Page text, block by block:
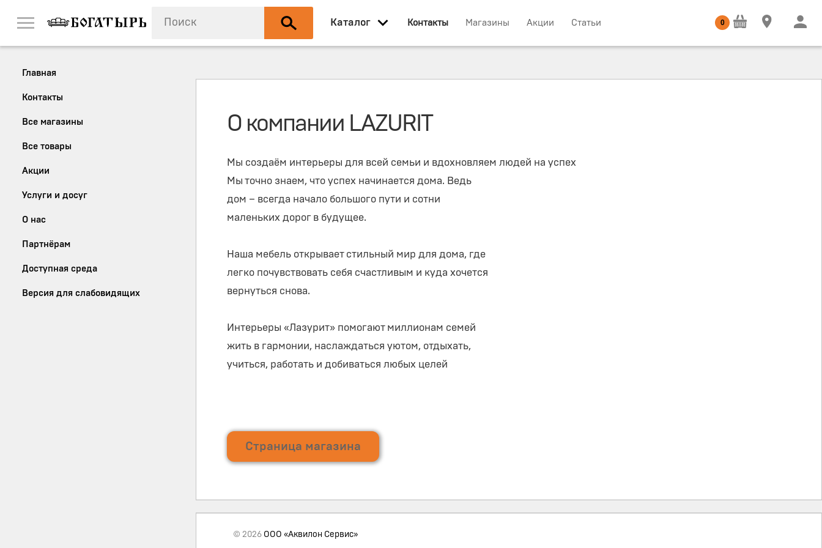
Каталог Контакты Магазины Акции Статьи 0
О компании LAZURIT
Мы создаём интерьеры для всей семьи и вдохновляем людей на успех
Мы точно знаем, что успех начинается дома. Ведь
дом – всегда начало большого пути и сотни
маленьких дорог в будущее.
Наша мебель открывает стильный мир для дома, где
легко почувствовать себя счастливым и куда хочется
вернуться снова.
Интерьеры «Лазурит» помогают миллионам семей
жить в гармонии, наслаждаться уютом, отдыхать,
учиться, работать и добиваться любых целей
Страница магазина
© 2026 ООО «Аквилон Сервис»
Главная
Контакты
Все магазины
Все товары
Акции
Услуги и досуг
О нас
Партнёрам
Доступная среда
Версия для слабовидящих